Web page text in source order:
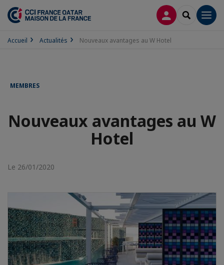
CONNEXION
Accueil Actualités Nouveaux avantages au W Hotel
MEMBRES
Nouveaux avantages au W
Hotel
Le 26/01/2020